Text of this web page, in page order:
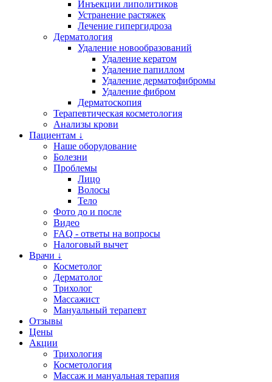
Инъекции липолитиков
Устранение растяжек
Лечение гипергидроза
Дерматология
Удаление новообразований
Удаление кератом
Удаление папиллом
Удаление дерматофибромы
Удаление фибром
Дерматоскопия
Терапевтическая косметология
Анализы крови
Пациентам ↓
Наше оборудование
Болезни
Проблемы
Лицо
Волосы
Тело
Фото до и после
Видео
FAQ - ответы на вопросы
Налоговый вычет
Врачи ↓
Косметолог
Дерматолог
Трихолог
Массажист
Мануальный терапевт
Отзывы
Цены
Акции
Трихология
Косметология
Массаж и мануальная терапия